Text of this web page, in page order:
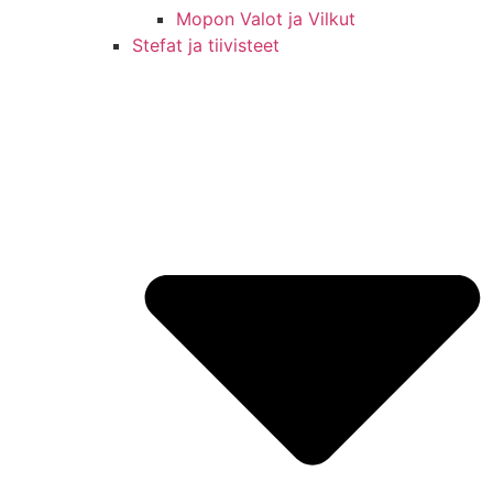
Mopon Valot ja Vilkut
Stefat ja tiivisteet